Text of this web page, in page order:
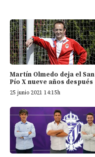
Martín Olmedo deja el San
Pío X nueve años después
25 junio 2021 14:15h